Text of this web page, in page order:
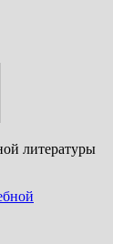
литературы